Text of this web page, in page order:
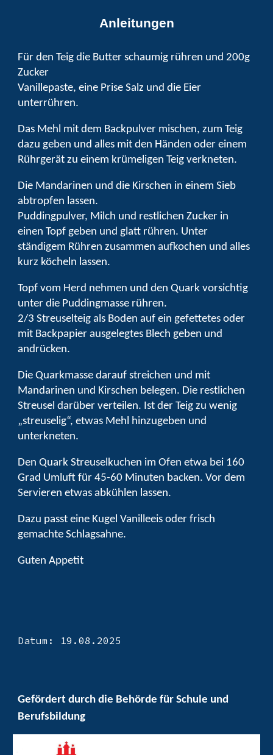
Anleitungen
Für den Teig die Butter schaumig rühren und 200g
Zucker
Vanillepaste, eine Prise Salz und die Eier
unterrühren.
Das Mehl mit dem Backpulver mischen, zum Teig
dazu geben und alles mit den Händen oder einem
Rührgerät zu einem krümeligen Teig verkneten.
Die Mandarinen und die Kirschen in einem Sieb
abtropfen lassen.
Puddingpulver, Milch und restlichen Zucker in
einen Topf geben und glatt rühren. Unter
ständigem Rühren zusammen aufkochen und alles
kurz köcheln lassen.
Topf vom Herd nehmen und den Quark vorsichtig
unter die Puddingmasse rühren.
2/3 Streuselteig als Boden auf ein gefettetes oder
mit Backpapier ausgelegtes Blech geben und
andrücken.
Die Quarkmasse darauf streichen und mit
Mandarinen und Kirschen belegen. Die restlichen
Streusel darüber verteilen. Ist der Teig zu wenig
„streuselig“, etwas Mehl hinzugeben und
unterkneten.
Den Quark Streuselkuchen im Ofen etwa bei 160
Grad Umluft für 45-60 Minuten backen. Vor dem
Servieren etwas abkühlen lassen.
Dazu passt eine Kugel Vanilleeis oder frisch
gemachte Schlagsahne.
Guten Appetit
Datum: 19 .08 .2025
Gefördert durch die Behörde für Schule und
Berufsbildung